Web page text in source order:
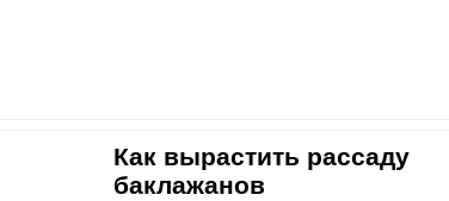
Как вырастить рассаду
баклажанов